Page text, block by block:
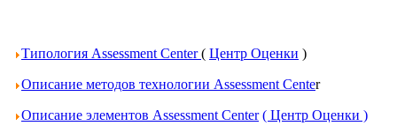
Типология Assessment Center( Центр Оценки )
Описание методов технологии Assessment Center
Описание элементов Assessment Center ( Центр Оценки )